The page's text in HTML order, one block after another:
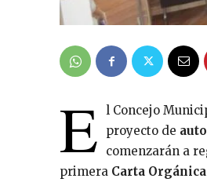
E l Concejo
proyecto de
comenzarán a
primera Carta